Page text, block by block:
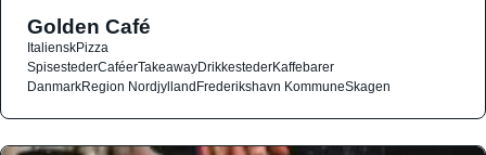
Golden Café
ItalienskPizza
SpisestederCaféerTakeawayDrikkestederKaffebarer
DanmarkRegion NordjyllandFrederikshavn KommuneSkagen